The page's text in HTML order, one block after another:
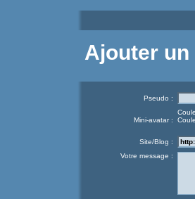
Ajouter
Pseudo :
Mini-avatar :
Site/Blog :
Votre message :